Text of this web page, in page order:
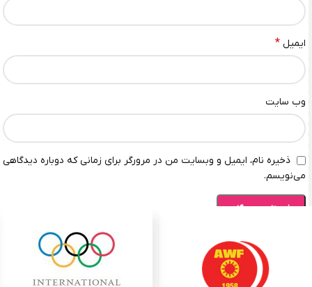
ایمیل *
وب‌ سایت
ذخیره نام، ایمیل و وبسایت من در مرورگر برای زمانی که دوباره دیدگاهی
می‌نویسم.